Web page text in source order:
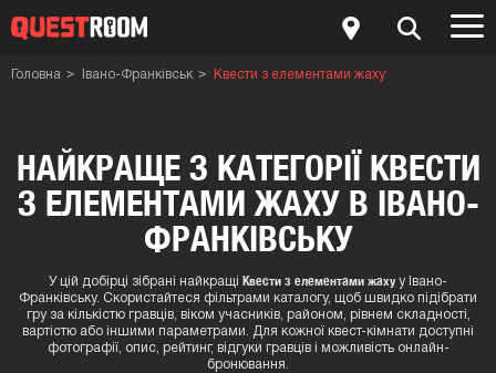
Головна Івано-Франківськ Квести з елементами жаху
НАЙКРАЩЕ З КАТЕГОРІЇ КВЕСТИ
З ЕЛЕМЕНТАМИ ЖАХУ В ІВАНО-
ФРАНКІВСЬКУ
У цій добірці зібрані найкращі Квести з елементами жаху у Івано-
Франківську. Скористайтеся фільтрами каталогу, щоб швидко підібрати
гру за кількістю гравців, віком учасників, районом, рівнем складності,
вартістю або іншими параметрами. Для кожної квест-кімнати доступні
фотографії, опис, рейтинг, відгуки гравців і можливість онлайн-
бронювання.